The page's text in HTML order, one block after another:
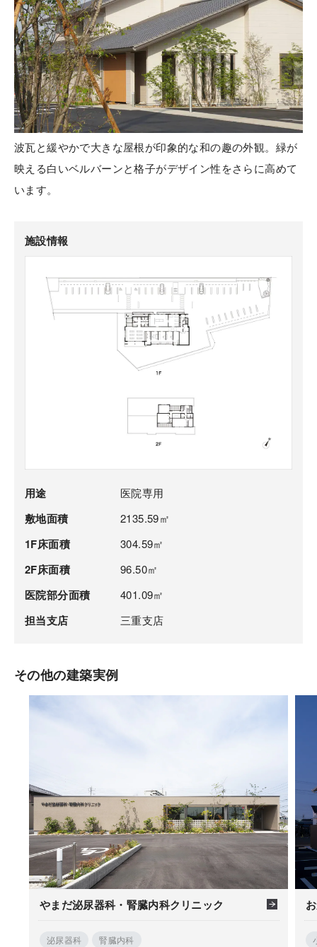
波瓦と緩やかで大きな屋根が印象的な和の趣の外観。緑が
映える白いベルバーンと格子がデザイン性をさらに高めて
います。
施設情報
用途 医院専用
敷地面積 2135.59㎡
1F床面積 304.59㎡
2F床面積 96.50㎡
医院部分面積 401.09㎡
担当支店 三重支店
その他の建築実例
やまだ泌尿器科・腎臓内科クリニック
泌尿器科 腎臓内科